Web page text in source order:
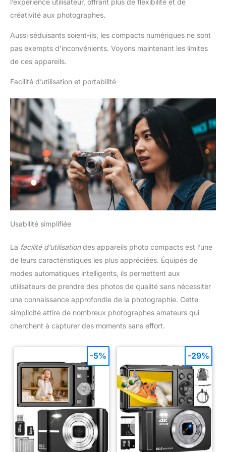
vue prolongé. Pour toute
question, notre service client
répond sous 24 heures
créativité aux photographes.
Aussi séduisants soient-ils, les compacts numériques ne sont
pas exempts d’inconvénients. Voyons maintenant les limites
de ces appareils.
Facilité d’utilisation et portabilité
Usabilité simplifiée
La facilité d’utilisationdes appareils photo compacts est l’une
de leurs caractéristiques les plus appréciées. Équipés de
modes automatiques intelligents, ils permettent aux
utilisateurs de prendre des photos de qualité sans nécessiter
une connaissance approfondie de la photographie. Cette
simplicité attire de nombreux photographes amateurs qui
cherchent à capturer des moments sans effort.
-5% -29%